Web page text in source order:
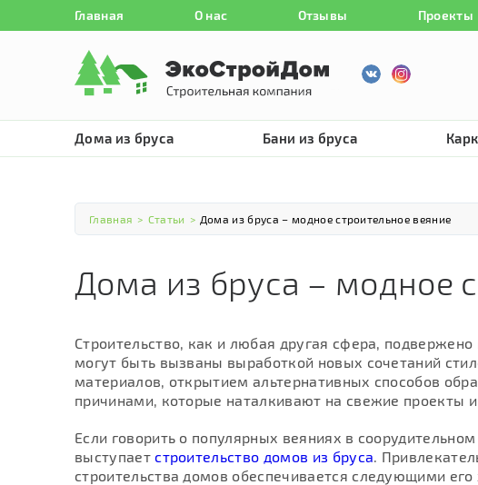
Главная О нас Отзывы Проекты
Дома из бруса Бани из бруса
Главная > Статьи > Дома из бруса – модное строительное веяние
Дома из бруса – модное
Строительство, как и любая другая сфера,
могут быть вызваны выработкой новых сочетаний
материалов, открытием альтернативных способов
причинами, которые наталкивают на свежие проекты
Если говорить о популярных веяниях в
выступает строительство домов из бруса.
строительства домов обеспечивается следующими его